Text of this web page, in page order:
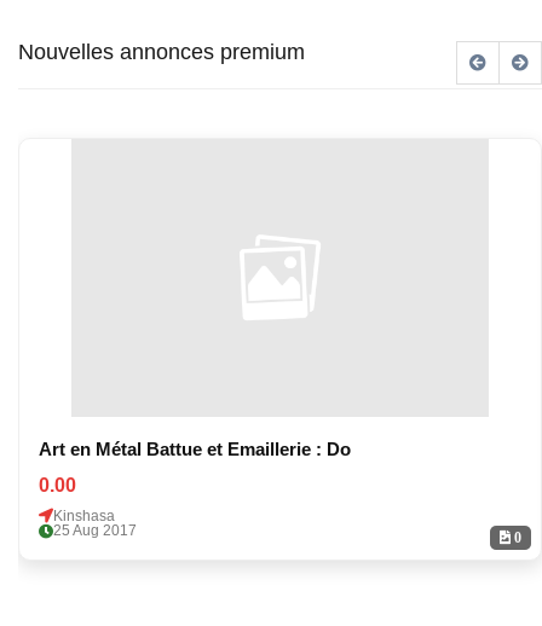
Nouvelles annonces premium
0
Art en Métal Battue et Emaillerie : Do
0.00
Kinshasa
25 Aug 2017